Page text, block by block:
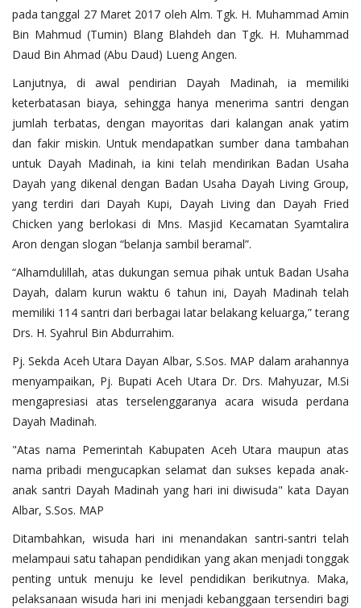
pada tanggal 27 Maret 2017 oleh Alm. Tgk. H. Muhammad Amin
Bin Mahmud (Tumin) Blang Blahdeh dan Tgk. H. Muhammad
Daud Bin Ahmad (Abu Daud) Lueng Angen.
Lanjutnya, di awal pendirian Dayah Madinah, ia memiliki
keterbatasan biaya, sehingga hanya menerima santri dengan
jumlah terbatas, dengan mayoritas dari kalangan anak yatim
dan fakir miskin. Untuk mendapatkan sumber dana tambahan
untuk Dayah Madinah, ia kini telah mendirikan Badan Usaha
Dayah yang dikenal dengan Badan Usaha Dayah Living Group,
yang terdiri dari Dayah Kupi, Dayah Living dan Dayah Fried
Chicken yang berlokasi di Mns. Masjid Kecamatan Syamtalira
Aron dengan slogan “belanja sambil beramal”.
“Alhamdulillah, atas dukungan semua pihak untuk Badan Usaha
Dayah, dalam kurun waktu 6 tahun ini, Dayah Madinah telah
memiliki 114 santri dari berbagai latar belakang keluarga,” terang
Drs. H. Syahrul Bin Abdurrahim.
Pj. Sekda Aceh Utara Dayan Albar, S.Sos. MAP dalam arahannya
menyampaikan, Pj. Bupati Aceh Utara Dr. Drs. Mahyuzar, M.Si
mengapresiasi atas terselenggaranya acara wisuda perdana
Dayah Madinah.
"Atas nama Pemerintah Kabupaten Aceh Utara maupun atas
nama pribadi mengucapkan selamat dan sukses kepada anak-
anak santri Dayah Madinah yang hari ini diwisuda" kata Dayan
Albar, S.Sos. MAP
Ditambahkan, wisuda hari ini menandakan santri-santri telah
melampaui satu tahapan pendidikan yang akan menjadi tonggak
penting untuk menuju ke level pendidikan berikutnya. Maka,
pelaksanaan wisuda hari ini menjadi kebanggaan tersendiri bagi